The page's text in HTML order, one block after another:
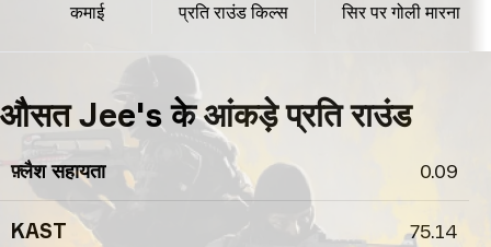
कमाई प्रति राउंड किल्स सिर पर गोली मारना
औसत Jee's के आंकड़े प्रति राउंड
फ़्लैश सहायता 0.09
KAST 75.14